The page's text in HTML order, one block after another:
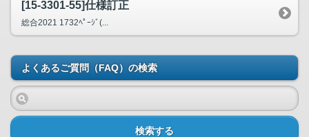
[15-3301-55]仕様訂正
総合2021 1732ﾍﾟｰｼﾞ(...
よくあるご質問（FAQ）の検索
検索する